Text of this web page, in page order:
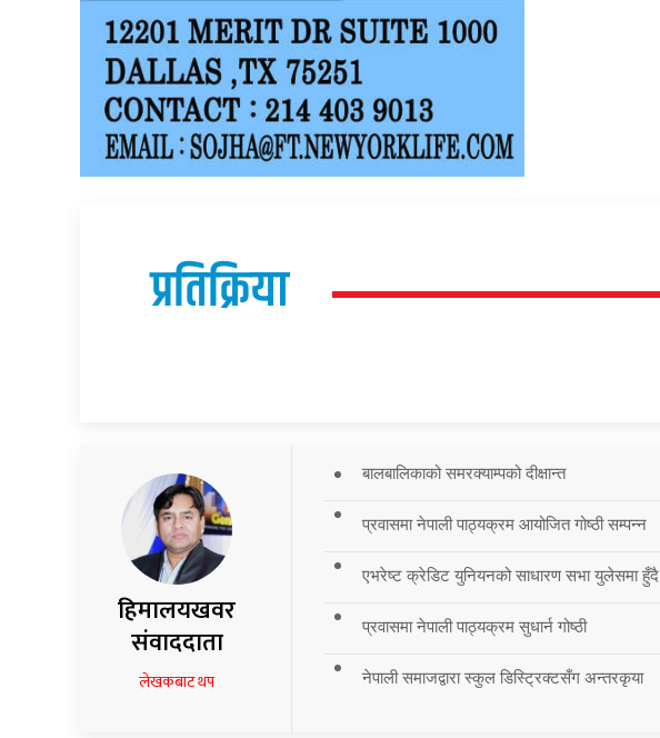
प्रतिक्रिया
हिमालयखवर
संवाददाता
लेखकबाट थप
बालबालिकाको समरक्याम्पको दीक्षान्त
प्रवासमा नेपाली पाठ्यक्रम आयोजित गोष्ठी सम्पन्न
एभरेष्ट क्रेडिट युनियनको साधारण सभा युलेसमा हुँदै
प्रवासमा नेपाली पाठ्यक्रम सुधार्न गोष्ठी
नेपाली समाजद्वारा स्कुल डिस्ट्रिक्टसँग अन्तरकृया